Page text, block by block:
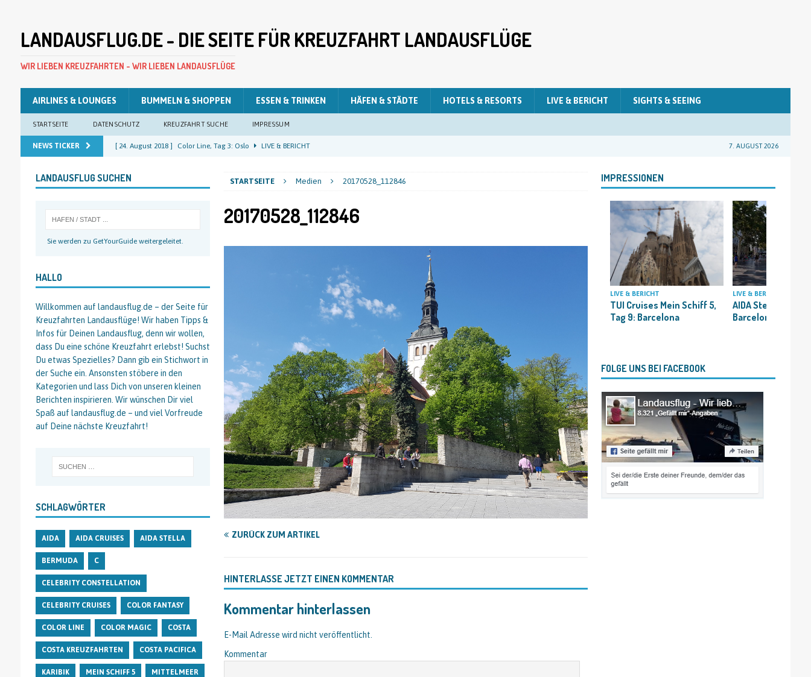
LANDAUSFLUG.DE - DIE SEITE FÜR KREUZFAHRT LANDAUSFLÜGE
WIR LIEBEN KREUZFAHRTEN - WIR LIEBEN LANDAUSFLÜGE
AIRLINES & LOUNGES BUMMELN & SHOPPEN ESSEN & TRINKEN HÄFEN & STÄDTE HOTELS & RESORTS LIVE & BERICHT SIGHTS & SEEING
STARTSEITE DATENSCHUTZ KREUZFAHRT SUCHE IMPRESSUM
NEWS TICKER [ 24. August 2018 ] Color Line, Tag 3: Oslo LIVE & BERICHT
[ 22. August 2018 ] Color Line, Tag 1: Kiel
Costa Pacifica, Tag 12: Kiel LIVE & BERICHT
LIVE & BERICHT
7. AUGUST 2026
STARTSEITE Medien 20170528_112846
20170528_112846
ZURÜCK ZUM ARTIKEL
HINTERLASSE JETZT EINEN KOMMENTAR
Kommentar hinterlassen
E-Mail Adresse wird nicht veröffentlicht.
Kommentar
LANDAUSFLUG SUCHEN
Sie werden zu GetYourGuide weitergeleitet.
HALLO
Willkommen auf landausflug.de – der Seite für
Kreuzfahrten Landausflüge! Wir haben Tipps &
Infos für Deinen Landausflug, denn wir wollen,
dass Du eine schöne Kreuzfahrt erlebst! Suchst
Du etwas Spezielles? Dann gib ein Stichwort in
der Suche ein. Ansonsten stöbere in den
Kategorien und lass Dich von unseren kleinen
Berichten inspirieren. Wir wünschen Dir viel
Spaß auf landausflug.de – und viel Vorfreude
auf Deine nächste Kreuzfahrt!
SCHLAGWÖRTER
AIDA AIDA CRUISES AIDA STELLA
BERMUDA C
CELEBRITY CONSTELLATION
CELEBRITY CRUISES COLOR FANTASY
COLOR LINE COLOR MAGIC COSTA
COSTA KREUZFAHRTEN COSTA PACIFICA
KARIBIK MEIN SCHIFF 5 MITTELMEER
IMPRESSIONEN
LIVE & BERICHT
TUI Cruises Mein Schiff 5,
Tag 9: Barcelona
LIVE & BERICHT
AIDA Stella, Tag 10:
Barcelona
FOLGE UNS BEI FACEBOOK